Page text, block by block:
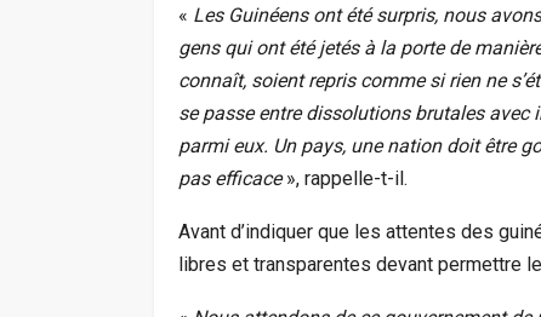
« Les Guinéens ont été surpris, nous
gens qui ont été jetés à la porte de
connaît, soient repris comme si rien ne
se passe entre dissolutions brutales avec
parmi eux. Un pays, une nation doit être
pas efficace», rappelle-t-il.
Avant d’indiquer que les attentes des
libres et transparentes devant permettre